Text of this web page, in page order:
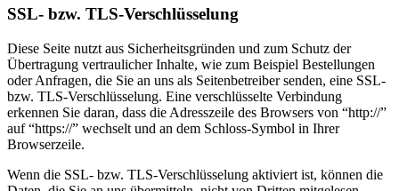
SSL- bzw. TLS-Verschlüsselung
Diese Seite nutzt aus Sicherheitsgründen und zum Schutz der
Übertragung vertraulicher Inhalte, wie zum Beispiel Bestellungen
oder Anfragen, die Sie an uns als Seitenbetreiber senden, eine SSL-
bzw. TLS-Verschlüsselung. Eine verschlüsselte Verbindung
erkennen Sie daran, dass die Adresszeile des Browsers von “http://”
auf “https://” wechselt und an dem Schloss-Symbol in Ihrer
Browserzeile.
Wenn die SSL- bzw. TLS-Verschlüsselung aktiviert ist, können die